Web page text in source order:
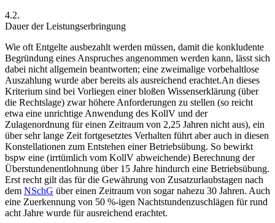
4.2.
Dauer der Leistungserbringung
Wie oft Entgelte ausbezahlt werden müssen, damit die konkludente
Begründung eines Anspruches angenommen werden kann, lässt sich
dabei nicht allgemein beantworten; eine zweimalige vorbehaltlose
Auszahlung wurde aber bereits als ausreichend erachtet.An dieses
Kriterium sind bei Vorliegen einer bloßen Wissenserklärung (über
die Rechtslage) zwar höhere Anforderungen zu stellen (so reicht
etwa eine unrichtige Anwendung des KollV und der
Zulagenordnung für einen Zeitraum von 2,25 Jahren nicht aus), ein
über sehr lange Zeit fortgesetztes Verhalten führt aber auch in diesen
Konstellationen zum Entstehen einer Betriebsübung. So bewirkt
bspw eine (irrtümlich vom KollV abweichende) Berechnung der
Überstundenentlohnung über 15 Jahre hindurch eine Betriebsübung.
Erst recht gilt das für die Gewährung von Zusatzurlaubstagen nach
dem NSchG über einen Zeitraum von sogar nahezu 30 Jahren. Auch
eine Zuerkennung von 50 %-igen Nachtstundenzuschlägen für rund
acht Jahre wurde für ausreichend erachtet.